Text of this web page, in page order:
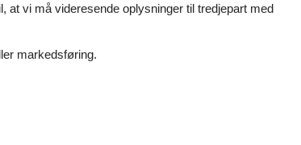
vi må videresende oplysninger til tredjepart med
markedsføring.